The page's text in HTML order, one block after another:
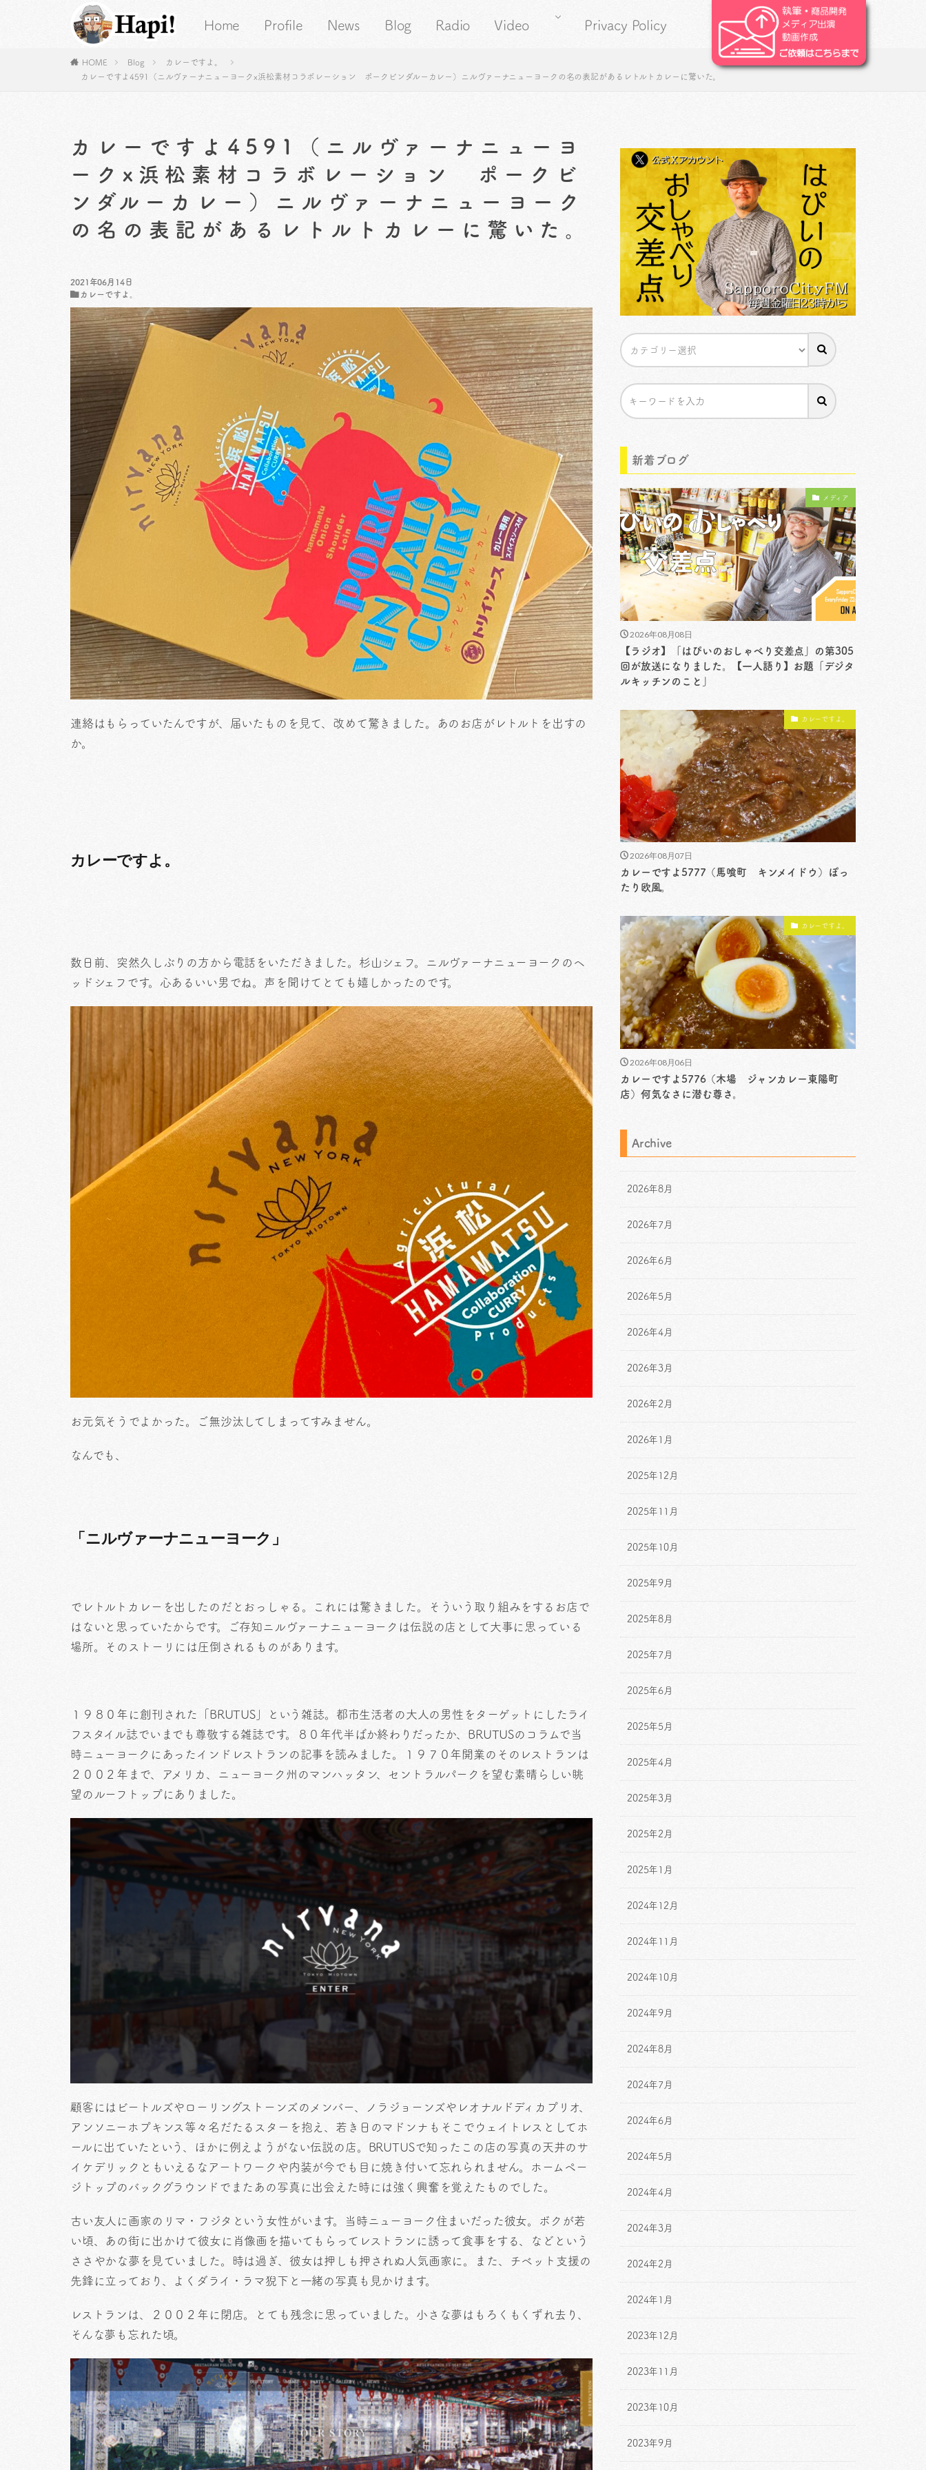
Home Profile News Blog Radio Video Privacy Policy
HOME Blog
カレーですよ。
カレーですよ4591（ニルヴァーナニューヨークx浜松素材コラボレーション ポークビンダルーカレー）ニルヴァーナニューヨークの名の表記があるレトルトカレーに驚いた。
カレーですよ4591（ニルヴァーナニューヨ
ークx浜松素材コラボレーション ポークビ
ンダルーカレー）ニルヴァーナニューヨーク
の名の表記があるレトルトカレーに驚いた。
2021年06月14日
カレーですよ。
連絡はもらっていたんですが、届いたものを見て、改めて驚きました。あのお店がレトルトを出すの
か。
カレーですよ。
数日前、突然久しぶりの方から電話をいただきました。杉山シェフ。ニルヴァーナニューヨークのヘ
ッドシェフです。心あるいい男でね。声を聞けてとても嬉しかったのです。
お元気そうでよかった。ご無沙汰してしまってすみません。
なんでも、
「ニルヴァーナニューヨーク」
でレトルトカレーを出したのだとおっしゃる。これには驚きました。そういう取り組みをするお店で
はないと思っていたからです。ご存知ニルヴァーナニューヨークは伝説の店として大事に思っている
場所。そのストーリには圧倒されるものがあります。
１９８０年に創刊された「BRUTUS」という雑誌。都市生活者の大人の男性をターゲットにしたライ
フスタイル誌でいまでも尊敬する雑誌です。８０年代半ばか終わりだったか、BRUTUSのコラムで当
時ニューヨークにあったインドレストランの記事を読みました。１９７０年開業のそのレストランは
２００２年まで、アメリカ、ニューヨーク州のマンハッタン、セントラルパークを望む素晴らしい眺
望のルーフトップにありました。
顧客にはビートルズやローリングストーンズのメンバー、ノラジョーンズやレオナルドディカプリオ、
アンソニーホプキンス等々名だたるスターを抱え、若き日のマドンナもそこでウェイトレスとしてホ
ールに出ていたという、ほかに例えようがない伝説の店。BRUTUSで知ったこの店の写真の天井のサ
イケデリックともいえるなアートワークや内装が今でも目に焼き付いて忘れられません。ホームペー
ジトップのバックグラウンドでまたあの写真に出会えた時には強く興奮を覚えたものでした。
古い友人に画家のリマ・フジタという女性がいます。当時ニューヨーク住まいだった彼女。ボクが若
い頃、あの街に出かけて彼女に肖像画を描いてもらってレストランに誘って食事をする、などという
ささやかな夢を見ていました。時は過ぎ、彼女は押しも押されぬ人気画家に。また、チベット支援の
先鋒に立っており、よくダライ・ラマ猊下と一緒の写真も見かけます。
レストランは、２００２年に閉店。とても残念に思っていました。小さな夢はもろくもくずれ去り、
そんな夢も忘れた頃。
新着ブログ
メディア
2026年08月08日
【ラジオ】「はぴいのおしゃべり交差点」の第305
回が放送になりました。【一人語り】お題「デジタ
ルキッチンのこと」
カレーですよ。
2026年08月07日
カレーですよ5777（馬喰町 キンメイドウ）ぽっ
たり欧風。
カレーですよ。
2026年08月06日
カレーですよ5776（木場 ジャンカレー東陽町
店）何気なさに潜む尊さ。
Archive
2026年8月
2026年7月
2026年6月
2026年5月
2026年4月
2026年3月
2026年2月
2026年1月
2025年12月
2025年11月
2025年10月
2025年9月
2025年8月
2025年7月
2025年6月
2025年5月
2025年4月
2025年3月
2025年2月
2025年1月
2024年12月
2024年11月
2024年10月
2024年9月
2024年8月
2024年7月
2024年6月
2024年5月
2024年4月
2024年3月
2024年2月
2024年1月
2023年12月
2023年11月
2023年10月
2023年9月